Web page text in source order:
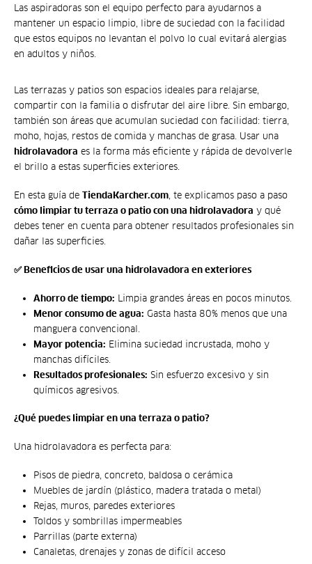
Las aspiradoras son el equipo perfecto para ayudarnos a
mantener un espacio limpio, libre de suciedad con la facilidad
que estos equipos no levantan el polvo lo cual evitará alergias
en adultos y niños.
Las terrazas y patios son espacios ideales para relajarse,
compartir con la familia o disfrutar del aire libre. Sin embargo,
también son áreas que acumulan suciedad con facilidad: tierra,
moho, hojas, restos de comida y manchas de grasa. Usar una
hidrolavadora es la forma más eficiente y rápida de devolverle
el brillo a estas superficies exteriores.
En esta guía de TiendaKarcher.com, te explicamos paso a paso
cómo limpiar tu terraza o patio con una hidrolavadora y qué
debes tener en cuenta para obtener resultados profesionales sin
dañar las superficies.
✅ Beneficios de usar una hidrolavadora en exteriores
Ahorro de tiempo: Limpia grandes áreas en pocos minutos.
Menor consumo de agua: Gasta hasta 80% menos que una
manguera convencional.
Mayor potencia: Elimina suciedad incrustada, moho y
manchas difíciles.
Resultados profesionales: Sin esfuerzo excesivo y sin
químicos agresivos.
¿Qué puedes limpiar en una terraza o patio?
Una hidrolavadora es perfecta para:
Pisos de piedra, concreto, baldosa o cerámica
Muebles de jardín (plástico, madera tratada o metal)
Rejas, muros, paredes exteriores
Toldos y sombrillas impermeables
Parrillas (parte externa)
Canaletas, drenajes y zonas de difícil acceso